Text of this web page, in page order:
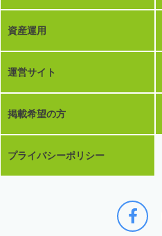
資産運用
運営サイト
掲載希望の方
プライバシーポリシー